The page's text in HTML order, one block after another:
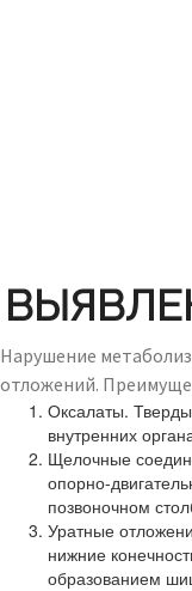
Нарушение
отложений.
Оксалаты.
внутренних
Щелочные
опорно-
позвоночном
Уратные
нижние
образованием